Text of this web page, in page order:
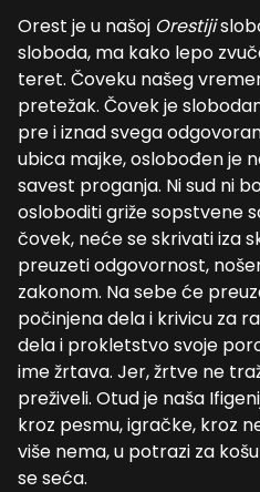
Orest je u našoj Orestiji
sloboda, ma kako lepo
teret. Čoveku našeg
pretežak. Čovek je
pre i iznad svega
ubica majke, oslobođen je
savest proganja. Ni sud ni
osloboditi griže sopstvene
čovek, neće se skrivati iza
preuzeti odgovornost,
zakonom. Na sebe će
počinjena dela i krivicu za
dela i prokletstvo svoje
ime žrtava. Jer, žrtve ne
preživeli. Otud je naša
kroz pesmu, igračke, kroz
više nema, u potrazi za
se seća.